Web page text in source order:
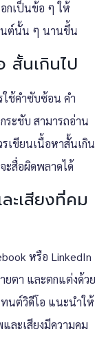
กเป็นข้อ ๆ ให้
นต์นั้น ๆ นานขึ้น
สั้นเกินไป
ใช้คำซับซ้อน คำ
ะชับ สามารถอ่าน
รเขียนเนื้อหาสั้นเกิน
ะสื่อผิดพลาดได้
ะเสียงที่คม
หรือ LinkedIn
ตา และตกแต่งด้วย
นต์วิดีโอ แนะนำให้
ละเสียงมีความคม